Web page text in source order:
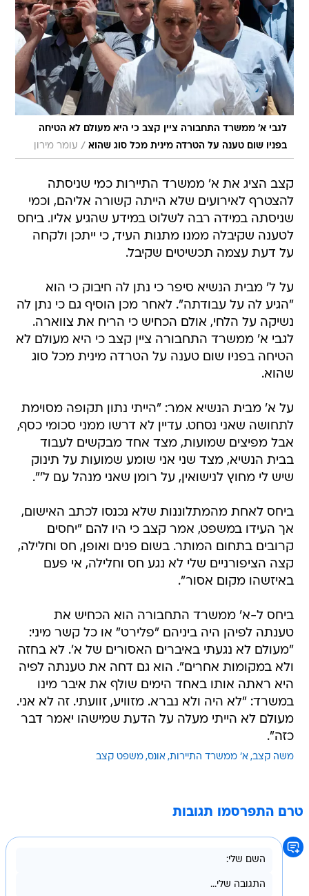
לגבי א' ממשרד התחבורה ציין קצב כי היא מעולם לא הטיחה
בפניו שום טענה על הטרדה מינית מכל סוג שהוא / עומר מירון
קצב הציג את א' ממשרד התיירות כמי שניסתה
להצטרף לאירועים שלא הייתה קשורה אליהם, וכמי
שניסתה במידה רבה לשלוט במידע שהגיע אליו. ביחס
לטענה שקיבלה ממנו מתנות העיד, כי ייתכן ולקחה
על דעת עצמה תכשיטים שקיבל.
על ל' מבית הנשיא סיפר כי נתן לה חיבוק כי הוא
"הגיע לה על עבודתה". לאחר מכן הוסיף גם כי נתן לה
נשיקה על הלחי, אולם הכחיש כי הריח את צווארה.
לגבי א' ממשרד התחבורה ציין קצב כי היא מעולם לא
הטיחה בפניו שום טענה על הטרדה מינית מכל סוג
שהוא.
על א' מבית הנשיא אמר: "הייתי נתון תקופה מסוימת
לתחושה שאני נסחט. עדיין לא דרשו ממני סכומי כסף,
אבל מפיצים שמועות, מצד אחד מבקשים לעבוד
בבית הנשיא, מצד שני אני שומע שמועות על תינוק
שיש לי מחוץ לנישואין, על רומן שאני מנהל עם ל'".
ביחס לאחת מהמתלוננות שלא נכנסו לכתב האישום,
אך העידו במשפט, אמר קצב כי היו להם "יחסים
קרובים בתחום המותר. בשום פנים ואופן, חס וחלילה,
קצה הציפורניים שלי לא נגע חס וחלילה, אי פעם
באיזשהו מקום אסור".
ביחס ל-א' ממשרד התחבורה הוא הכחיש את
טענתה לפיהן היה ביניהם "פלירט" או כל קשר מיני:
"מעולם לא נגעתי באיברים האסורים של א'. לא בחזה
ולא במקומות אחרים". הוא גם דחה את טענתה לפיה
היא ראתה אותו באחד הימים שולף את איבר מינו
במשרד: "לא היה ולא נברא. מזוויע, זוועתי. זה לא אני.
מעולם לא הייתי מעלה על הדעת שמישהו יאמר דבר
כזה".
משה קצב א' ממשרד התיירות אונס משפט קצב
טרם התפרסמו תגובות